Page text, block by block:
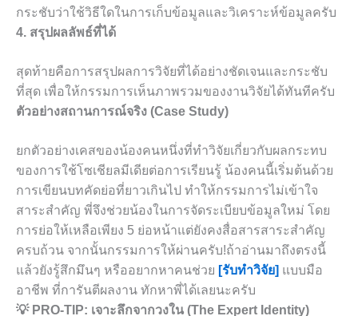
กระชับว่าใช้วิธีใดในการเก็บข้อมูลและวิเคราะห์ข้อมูลครับ
4. สรุปผลลัพธ์ที่ได้
สุดท้ายคือการสรุปผลการวิจัยที่ได้อย่างชัดเจนและกระชับ
ที่สุด เพื่อให้กรรมการเห็นภาพรวมของงานวิจัยได้ทันทีครับ
ตัวอย่างสถานการณ์จริง (Case Study)
ยกตัวอย่างเคสของน้องคนหนึ่งที่ทำวิจัยเกี่ยวกับผลกระทบ
ของการใช้โซเชียลมีเดียต่อการเรียนรู้ น้องคนนี้เริ่มต้นด้วย
การเขียนบทคัดย่อที่ยาวเกินไป ทำให้กรรมการไม่เข้าใจ
สาระสำคัญ พี่จึงช่วยน้องในการจัดระเบียบข้อมูลใหม่ โดย
การย่อให้เหลือเพียง 5 ย่อหน้าแต่ยังคงสื่อสารสาระสำคัญ
ครบถ้วน จากนั้นกรรมการให้ผ่านครับ!ถ้าอ่านมาถึงตรงนี้
แล้วยังรู้สึกมึนๆ หรืออยากหาคนช่วย [รับทำวิจัย] แบบมือ
อาชีพ ที่การันตีผลงาน ทักหาพี่ได้เลยนะครับ
💡 PRO-TIP: เจาะลึกจากวงใน (The Expert Identity)